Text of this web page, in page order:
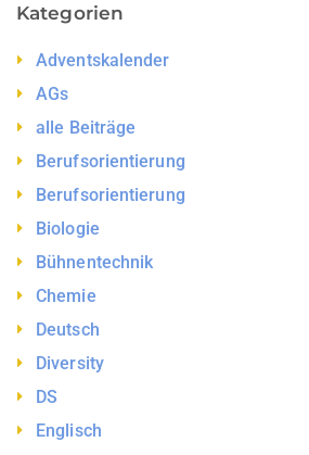
Kategorien
Adventskalender
AGs
alle Beiträge
Berufsorientierung
Berufsorientierung
Biologie
Bühnentechnik
Chemie
Deutsch
Diversity
DS
Englisch